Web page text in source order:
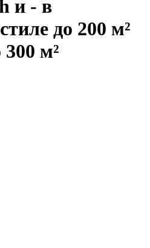
и - в
до 200 м²
300 м²